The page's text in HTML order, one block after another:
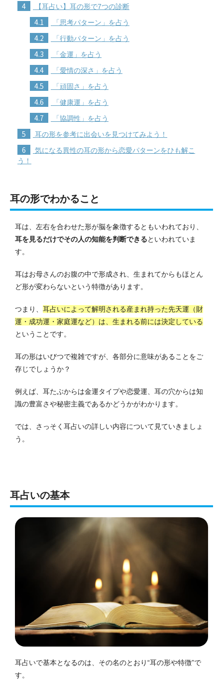
4 【耳占い】耳の形で7つの診断
4.1 「思考パターン」を占う
4.2 「行動パターン」を占う
4.3 「金運」を占う
4.4 「愛情の深さ」を占う
4.5 「頑固さ」を占う
4.6 「健康運」を占う
4.7 「協調性」を占う
5 耳の形を参考に出会いを見つけてみよう！
6
気になる異性の耳の形から恋愛パターンをひも解こ
う！
耳の形でわかること
耳は、左右を合わせた形が脳を象徴するともいわれており、
耳を見るだけでその人の知能を判断できるといわれていま
す。
耳はお母さんのお腹の中で形成され、生まれてからもほとん
ど形が変わらないという特徴があります。
つまり、 耳占いによって解明される産まれ持った先天運（財
運・成功運・家庭運など）は、生まれる前には決定している
ということです。
耳の形はいびつで複雑ですが、各部分に意味があることをご
存じでしょうか？
例えば、耳たぶからは金運タイプや恋愛運、耳の穴からは知
識の豊富さや秘密主義であるかどうかがわかります。
では、さっそく耳占いの詳しい内容について見ていきましょ
う。
耳占いの基本
耳占いで基本となるのは、その名のとおり“耳の形や特徴”で
す。